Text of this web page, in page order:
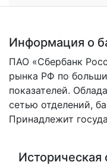
Информация о
ПАО «Сбербанк
рынка РФ по
показателей.
сетью отделений,
Принадлежит
Историческая